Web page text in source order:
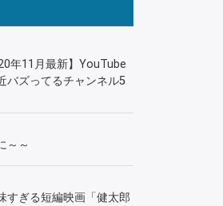
年11月最新】YouTube
バズってるチャンネル5
～～
すぎる短編映画「健太郎